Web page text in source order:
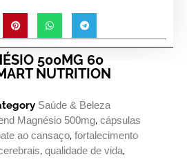
500MG 60
NUTRITION
Saúde & Beleza
Magnésio 500mg, cápsulas
ao cansaço, fortalecimento
, qualidade de vida,